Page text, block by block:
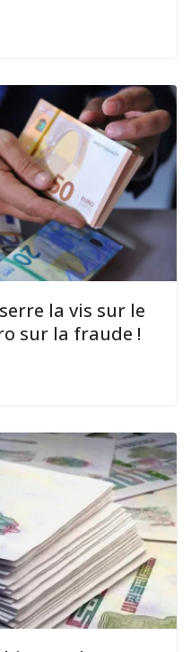
la vis sur le
sur la fraude !